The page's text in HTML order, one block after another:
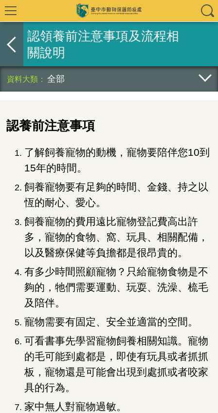
認領養前注意事項及流程相
關說明
全部
認養前注意事項
了解飼養寵物的動機，寵物要陪伴您10到
15年的時間。
飼養寵物要有足夠的時間、金錢、持之以
恆的耐心、愛心。
飼養寵物的費用遠比寵物登記費高出許
多，寵物的食物、窩、玩具、相關配備，
以及醫療保健等負擔都是很昂貴的。
有多少時間照顧寵物？只給寵物食物是不
夠的，牠們需要運動、玩耍、洗澡、梳毛
及陪伴。
寵物需要有固定、安全並適當的空間。
可看書事先學習寵物飼養相關知識。寵物
的毛可能到處都是，即使有玩具或者抓抓
板，寵物還是可能會出現到處抓或者咬家
具的行為。
家中無人對寵物過敏。